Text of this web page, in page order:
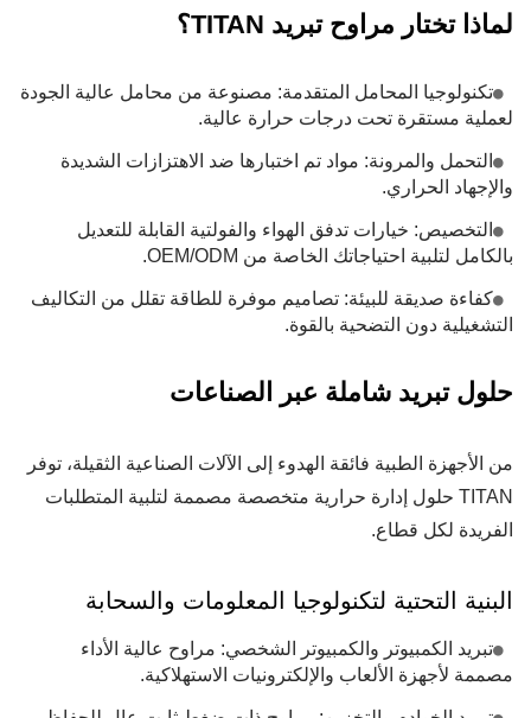
لماذا تختار مراوح تبريد TITAN؟
تكنولوجيا المحامل المتقدمة: مصنوعة من محامل عالية الجودة
لعملية مستقرة تحت درجات حرارة عالية.
التحمل والمرونة: مواد تم اختبارها ضد الاهتزازات الشديدة
والإجهاد الحراري.
التخصيص: خيارات تدفق الهواء والفولتية القابلة للتعديل
بالكامل لتلبية احتياجاتك الخاصة من OEM/ODM.
كفاءة صديقة للبيئة: تصاميم موفرة للطاقة تقلل من التكاليف
التشغيلية دون التضحية بالقوة.
حلول تبريد شاملة عبر الصناعات
من الأجهزة الطبية فائقة الهدوء إلى الآلات الصناعية الثقيلة، توفر
TITAN حلول إدارة حرارية متخصصة مصممة لتلبية المتطلبات
الفريدة لكل قطاع.
البنية التحتية لتكنولوجيا المعلومات والسحابة
تبريد الكمبيوتر والكمبيوتر الشخصي: مراوح عالية الأداء
مصممة لأجهزة الألعاب والإلكترونيات الاستهلاكية.